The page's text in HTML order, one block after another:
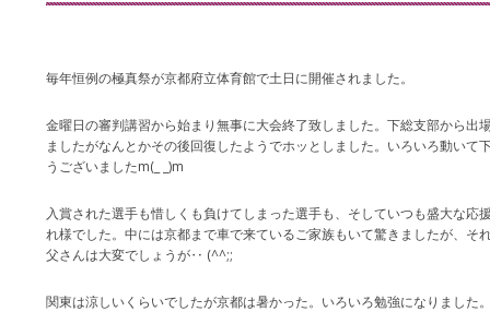
毎年恒例の極真祭が京都府立体育館で土日に開催されました。
金曜日の審判講習から始まり無事に大会終了致しました。下総支部から出
ましたがなんとかその後回復したようでホッとしました。いろいろ動いて
うございましたm(_ _)m
入賞された選手も惜しくも負けてしまった選手も、そしていつも盛大な応
れ様でした。中には京都まで車で来ているご家族もいて驚きましたが、そ
父さんは大変でしょうが‥ (^^;;
関東は涼しいくらいでしたが京都は暑かった。いろいろ勉強になりました